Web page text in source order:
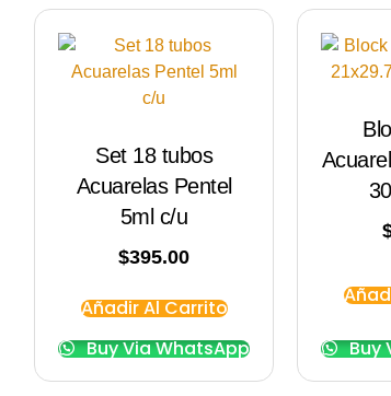
Set 18 tubos
Acuarelas Pentel
5ml c/u
$395.00
Añadir Al Carrito
Buy Via WhatsApp
Buy